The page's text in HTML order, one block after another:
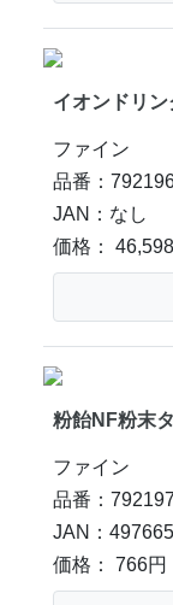
イオンドリン
ファイン
品番：
JAN：なし
価格：
粉飴NF粉末
ファイン
品番：
JAN：
価格： 766円